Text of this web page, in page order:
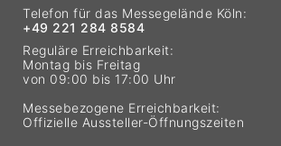
Telefon für das Messegelände Köln:
+49 221 284 8584
Reguläre Erreichbarkeit:
Montag bis Freitag
von 09:00 bis 17:00 Uhr
Messebezogene Erreichbarkeit:
Offizielle Aussteller-Öffnungszeiten